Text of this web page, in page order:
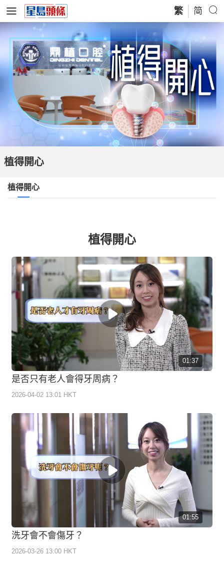
繁 简
植得開心
植得開心
植得開心
01:37
是否只有老人會得牙周病？
2026-04-02 13:01 HKT
01:55
洗牙會不會傷牙？
2026-03-26 13:00 HKT